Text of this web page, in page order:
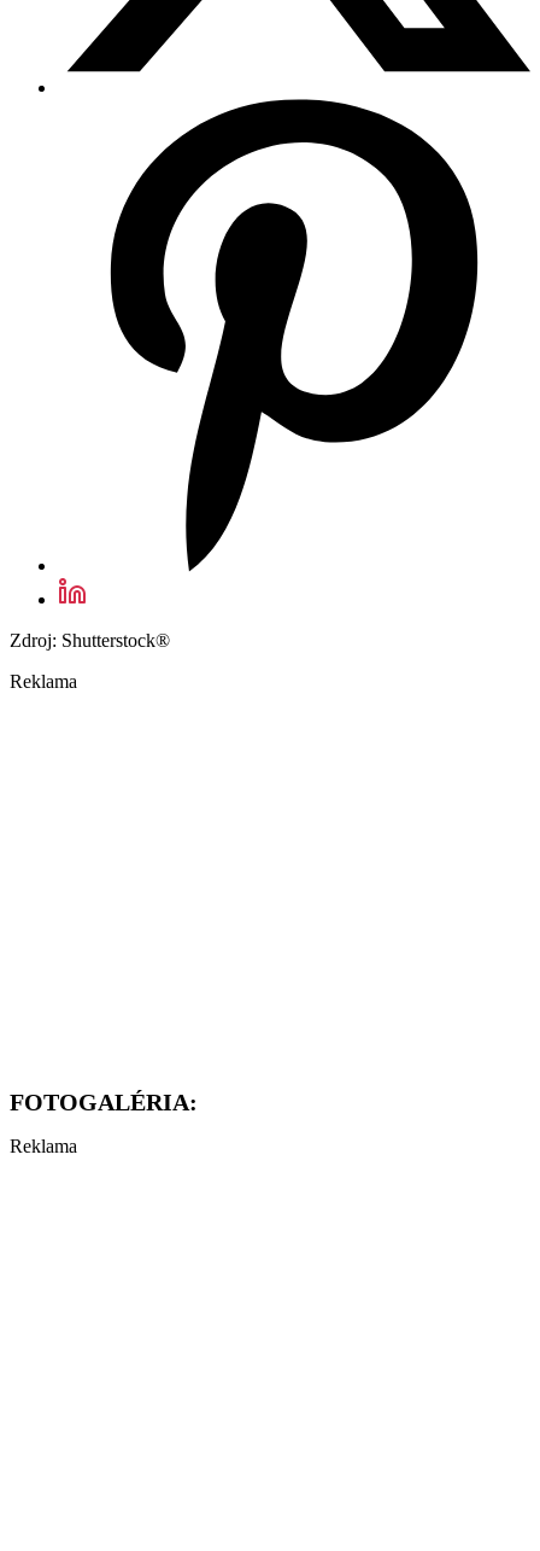
Zdroj: Shutterstock®
Reklama
FOTOGALÉRIA:
Reklama